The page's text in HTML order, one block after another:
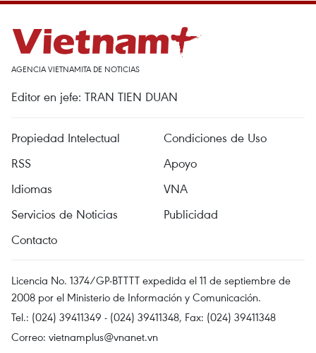
AGENCIA VIETNAMITA DE NOTICIAS
Editor en jefe: TRAN TIEN DUAN
Propiedad Intelectual
Condiciones de Uso
RSS
Apoyo
Idiomas
VNA
Servicios de Noticias
Publicidad
Contacto
Licencia No. 1374/GP-BTTTT expedida el 11 de septiembre de
2008 por el Ministerio de Información y Comunicación.
Tel.: (024) 39411349 - (024) 39411348, Fax: (024) 39411348
Correo: vietnamplus@vnanet.vn